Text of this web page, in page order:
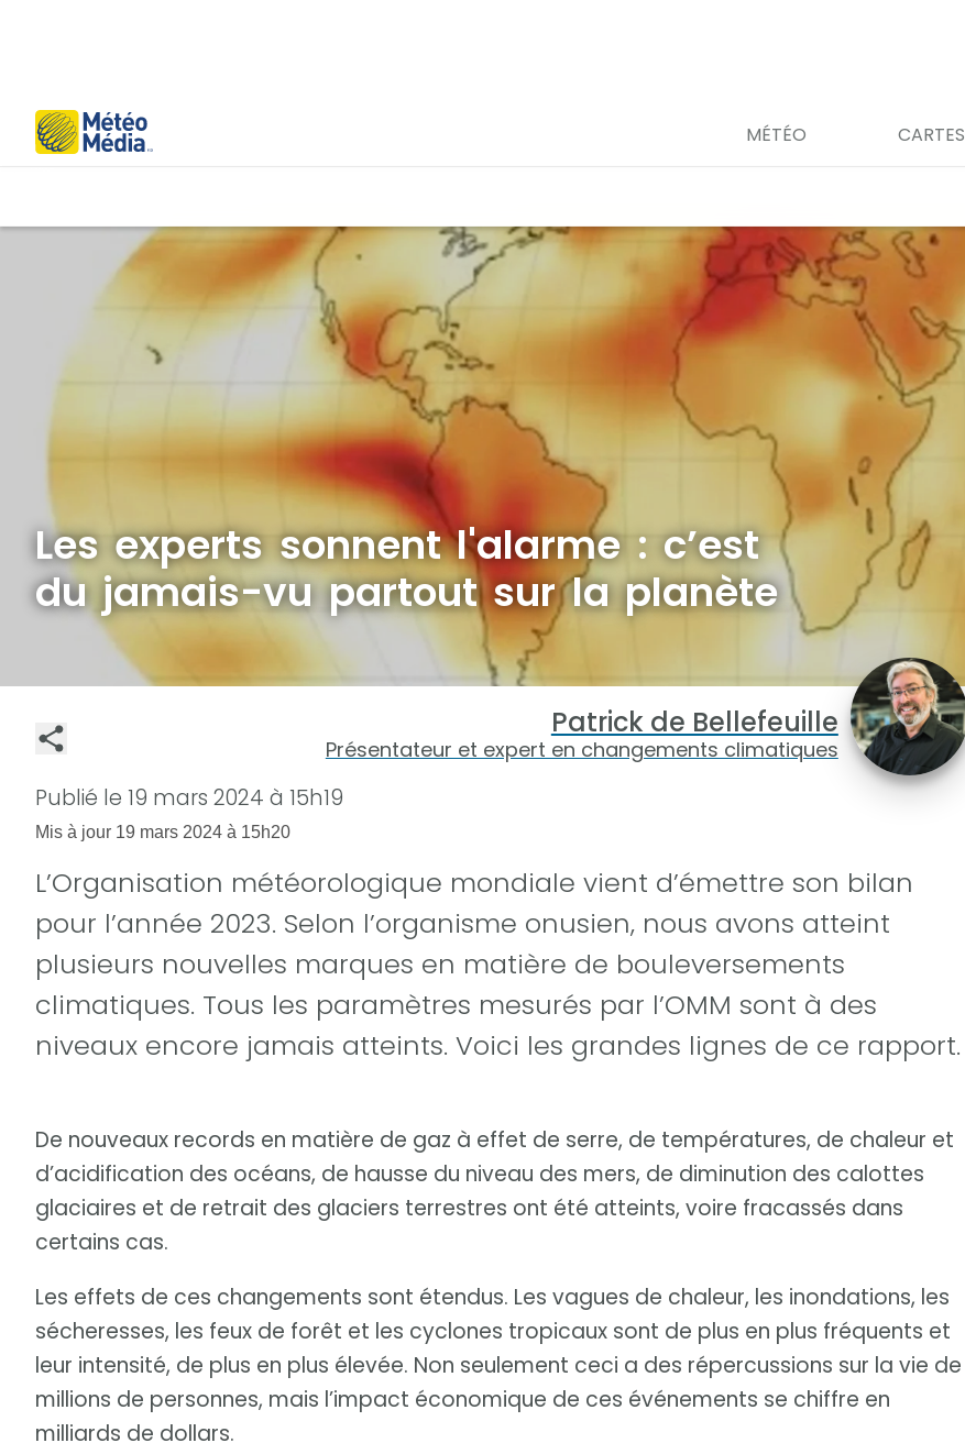
MÉTÉO CARTES
Les experts sonnent l'alarme : c’est
du jamais-vu partout sur la planète
Patrick de Bellefeuille
Présentateur et expert en changements climatiques
Publié le 19 mars 2024 à 15h19
Mis à jour 19 mars 2024 à 15h20
L’Organisation météorologique mondiale vient d’émettre son bilan
pour l’année 2023. Selon l’organisme onusien, nous avons atteint
plusieurs nouvelles marques en matière de bouleversements
climatiques. Tous les paramètres mesurés par l’OMM sont à des
niveaux encore jamais atteints. Voici les grandes lignes de ce rapport.
De nouveaux records en matière de gaz à effet de serre, de températures, de chaleur et
d’acidification des océans, de hausse du niveau des mers, de diminution des calottes
glaciaires et de retrait des glaciers terrestres ont été atteints, voire fracassés dans
certains cas.
Les effets de ces changements sont étendus. Les vagues de chaleur, les inondations, les
sécheresses, les feux de forêt et les cyclones tropicaux sont de plus en plus fréquents et
leur intensité, de plus en plus élevée. Non seulement ceci a des répercussions sur la vie de
millions de personnes, mais l’impact économique de ces événements se chiffre en
milliards de dollars.